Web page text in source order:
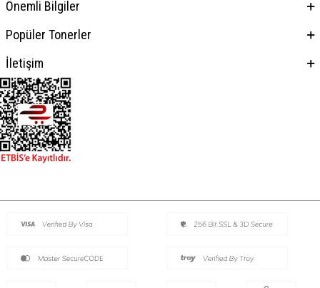
Önemli Bilgiler
Popüler Tonerler
İletişim